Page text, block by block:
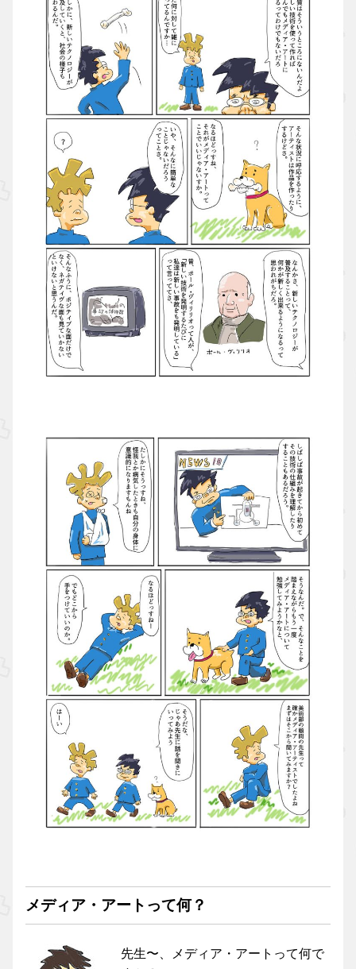
メディア・アートって何？
先生〜、メディア・アートって何で